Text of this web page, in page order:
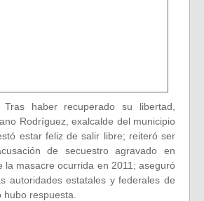
Tras haber recuperado su libertad,
Rodríguez, exalcalde del municipio
estar feliz de salir libre; reiteró ser
de secuestro agravado en
la masacre ocurrida en 2011; aseguró
autoridades estatales y federales de
respuesta.